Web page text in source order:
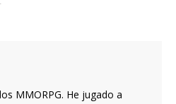
MMORPG. He jugado a